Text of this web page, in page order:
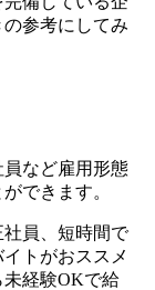
参考にしてみ
など雇用形態
できます。
員、短時間で
トがおススメ
経験OKで給